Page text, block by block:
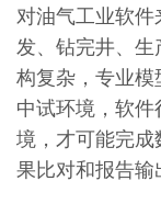
对油气工业软
发、钻完井、
构复杂，专业
中试环境，软
境，才可能完
果比对和报告输